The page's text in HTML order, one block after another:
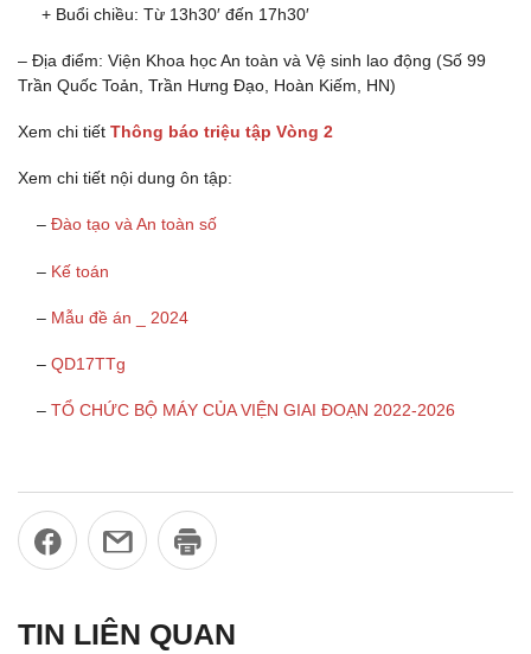
+ Buổi chiều: Từ 13h30′ đến 17h30′
– Địa điểm: Viện Khoa học An toàn và Vệ sinh lao động (Số 99
Trần Quốc Toản, Trần Hưng Đạo, Hoàn Kiếm, HN)
Xem chi tiết Thông báo triệu tập Vòng 2
Xem chi tiết nội dung ôn tập:
– Đào tạo và An toàn số
– Kế toán
– Mẫu đề án _ 2024
– QD17TTg
– TỔ CHỨC BỘ MÁY CỦA VIỆN GIAI ĐOẠN 2022-2026
TIN LIÊN QUAN